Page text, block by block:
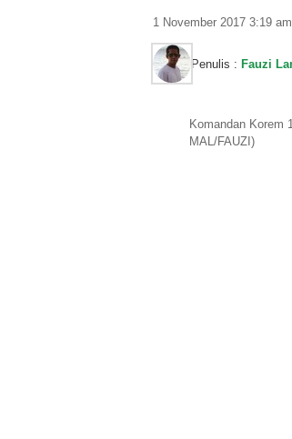
1 November 2017 3:19 am
Penulis : Fauzi
Komandan Korem
MAL/FAUZI)